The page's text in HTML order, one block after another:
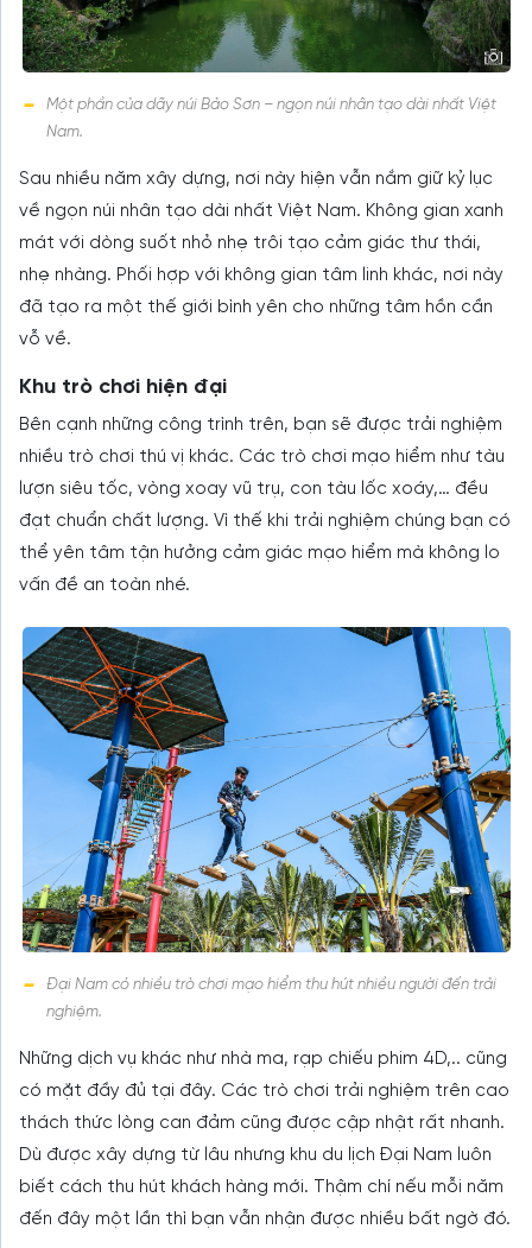
Một phần của dãy núi Bảo Sơn – ngọn núi nhân tạo dài nhất Việt
Nam.
Sau nhiều năm xây dựng, nơi này hiện vẫn nắm giữ kỷ lục
về ngọn núi nhân tạo dài nhất Việt Nam. Không gian xanh
mát với dòng suốt nhỏ nhẹ trôi tạo cảm giác thư thái,
nhẹ nhàng. Phối hợp với không gian tâm linh khác, nơi này
đã tạo ra một thế giới bình yên cho những tâm hồn cần
vỗ về.
Khu trò chơi hiện đại
Bên cạnh những công trình trên, bạn sẽ được trải nghiệm
nhiều trò chơi thú vị khác. Các trò chơi mạo hiểm như tàu
lượn siêu tốc, vòng xoay vũ trụ, con tàu lốc xoáy,… đều
đạt chuẩn chất lượng. Vì thế khi trải nghiệm chúng bạn có
thể yên tâm tận hưởng cảm giác mạo hiểm mà không lo
vấn đề an toàn nhé.
Đại Nam có nhiều trò chơi mạo hiểm thu hút nhiều người đến trải
nghiệm.
Những dịch vụ khác như nhà ma, rạp chiếu phim 4D,.. cũng
có mặt đầy đủ tại đây. Các trò chơi trải nghiệm trên cao
thách thức lòng can đảm cũng được cập nhật rất nhanh.
Dù được xây dựng từ lâu nhưng khu du lịch Đại Nam luôn
biết cách thu hút khách hàng mới. Thậm chí nếu mỗi năm
đến đây một lần thì bạn vẫn nhận được nhiều bất ngờ đó.